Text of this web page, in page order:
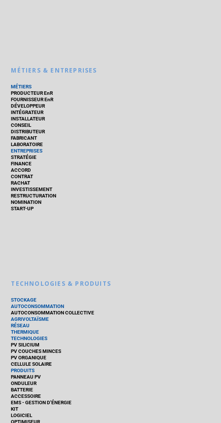
MÉTIERS & ENTREPRISES
MÉTIERS
PRODUCTEUR EnR
FOURNISSEUR EnR
DÉVELOPPEUR
INTÉGRATEUR
INSTALLATEUR
CONSEIL
DISTRIBUTEUR
FABRICANT
LABORATOIRE
ENTREPRISES
STRATÉGIE
FINANCE
ACCORD
CONTRAT
RACHAT
INVESTISSEMENT
RESTRUCTURATION
NOMINATION
START-UP
TECHNOLOGIES & PRODUITS
STOCKAGE
AUTOCONSOMMATION
AUTOCONSOMMATION COLLECTIVE
AGRIVOLTAÏSME
RÉSEAU
THERMIQUE
TECHNOLOGIES
PV SILICIUM
PV COUCHES MINCES
PV ORGANIQUE
CELLULE SOLAIRE
PRODUITS
PANNEAU PV
ONDULEUR
BATTERIE
ACCESSOIRE
EMS - GESTION D'ÉNERGIE
KIT
LOGICIEL
OPTIMISEUR